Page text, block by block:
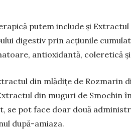
putem include și
digestiv prin acțiunile
antioxidantă, coleretică
din mlădițe de Rozmarin
din muguri de Smochin
se pot face doar două
după-amiaza.